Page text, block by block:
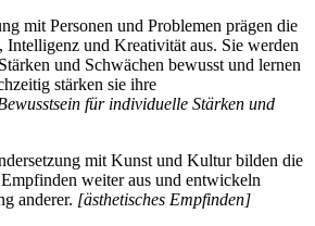
mit Personen und Problemen prägen die
Intelligenz und Kreativität aus. Sie werden
und Schwächen bewusst und lernen
stärken sie ihre
für individuelle Stärken und
mit Kunst und Kultur bilden die
weiter aus und entwickeln
anderer. [ästhetisches Empfinden]